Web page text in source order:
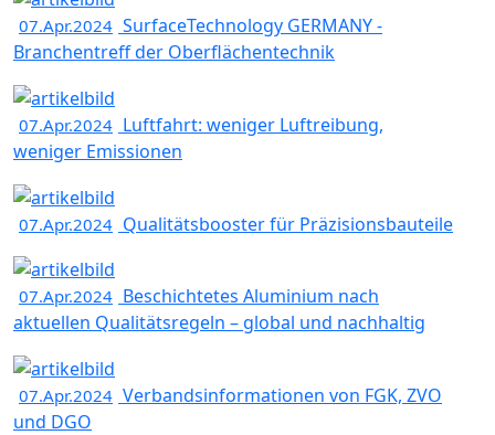
07.Apr.2024 SurfaceTechnology GERMANY -
Branchentreff der Oberflächentechnik
07.Apr.2024 Luftfahrt: weniger Luftreibung,
weniger Emissionen
07.Apr.2024 Qualitätsbooster für Präzisionsbauteile
07.Apr.2024 Beschichtetes Aluminium nach
aktuellen Qualitätsregeln – global und nachhaltig
07.Apr.2024 Verbandsinformationen von FGK, ZVO
und DGO